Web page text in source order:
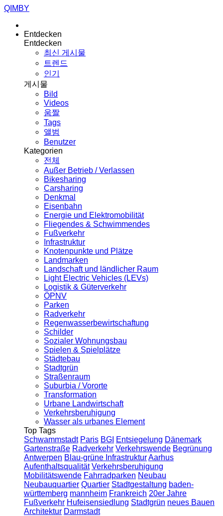
QIMBY
Entdecken
Entdecken
최신 게시물
트렌드
인기
게시물
Bild
Videos
움짤
Tags
앨범
Benutzer
Kategorien
전체
Außer Betrieb / Verlassen
Bikesharing
Carsharing
Denkmal
Eisenbahn
Energie und Elektromobilität
Fliegendes & Schwimmendes
Fußverkehr
Infrastruktur
Knotenpunkte und Plätze
Landmarken
Landschaft und ländlicher Raum
Light Electric Vehicles (LEVs)
Logistik & Güterverkehr
ÖPNV
Parken
Radverkehr
Regenwasserbewirtschaftung
Schilder
Sozialer Wohnungsbau
Spielen & Spielplätze
Städtebau
Stadtgrün
Straßenraum
Suburbia / Vororte
Transformation
Urbane Landwirtschaft
Verkehrsberuhigung
Wasser als urbanes Element
Top Tags
Schwammstadt Paris BGI Entsiegelung Dänemark
Gartenstraße Radverkehr Verkehrswende Begrünung
Antwerpen Blau-grüne InfrastrukturAarhus
Aufenthaltsqualität Verkehrsberuhigung
Mobilitätswende Fahrradparken Neubau
Neubauquartier Quartier Stadtgestaltung baden-
württemberg mannheim Frankreich 20er Jahre
Fußverkehr Hufeisensiedlung Stadtgrün neues Bauen
Architektur Darmstadt